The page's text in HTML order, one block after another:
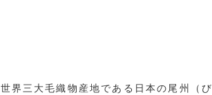
世界三大毛織物産地である日本の尾州（